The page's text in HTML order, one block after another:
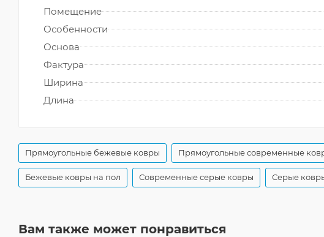
Помещение
Особенности
Основа
Фактура
Ширина
Длина
Прямоугольные бежевые ковры Прямоугольные современные
Бежевые ковры на пол Современные серые ковры Серые
Вам также может понравиться